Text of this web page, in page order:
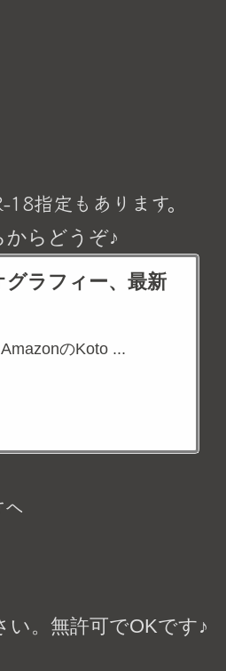
指定もあります。
らどうぞ♪
ラフィー、最新
のKoto ...
。無許可でOKです♪